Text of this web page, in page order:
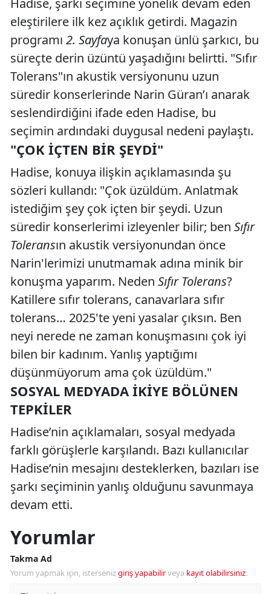
eleştirilere ilk kez açıklık getirdi. Magazin
programı 2. Sayfaya konuşan ünlü şarkıcı, bu
süreçte derin üzüntü yaşadığını belirtti. "Sıfır
Tolerans"ın akustik versiyonunu uzun
süredir konserlerinde Narin Güran’ı anarak
seslendirdiğini ifade eden Hadise, bu
seçimin ardındaki duygusal nedeni paylaştı.
"ÇOK İÇTEN BIR ŞEYDI"
Hadise, konuya ilişkin açıklamasında şu
sözleri kullandı: "Çok üzüldüm. Anlatmak
istediğim şey çok içten bir şeydi. Uzun
süredir konserlerimi izleyenler bilir; ben Sıfır
Toleransın akustik versiyonundan önce
Narin'lerimizi unutmamak adına minik bir
konuşma yaparım. Neden Sıfır Tolerans?
Katillere sıfır tolerans, canavarlara sıfır
tolerans… 2025'te yeni yasalar çıksın. Ben
neyi nerede ne zaman konuşmasını çok iyi
bilen bir kadınım. Yanlış yaptığımı
düşünmüyorum ama çok üzüldüm."
SOSYAL MEDYADA İKIYE BÖLÜNEN
TEPKILER
Hadise’nin açıklamaları, sosyal medyada
farklı görüşlerle karşılandı. Bazı kullanıcılar
Hadise’nin mesajını desteklerken, bazıları ise
şarkı seçiminin yanlış olduğunu savunmaya
devam etti.
Yorumlar
Takma Ad
Yorum yapmak için, istersenizgiriş yapabilirveya kayıt olabilirsiniz.